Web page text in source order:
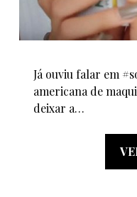
Já ouviu falar em
americana de
deixar a…